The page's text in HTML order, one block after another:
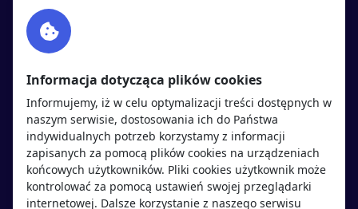
Facebook
Twitter
Polityka cookies
Polityka prywatności
Kandydaci
Regulamin kandydata
Pracodawcy
Regulamin pracodawcy
Informacja dotycząca plików cookies
Informujemy, iż w celu optymalizacji treści dostępnych w
naszym serwisie, dostosowania ich do Państwa
indywidualnych potrzeb korzystamy z informacji
zapisanych za pomocą plików cookies na urządzeniach
końcowych użytkowników. Pliki cookies użytkownik może
kontrolować za pomocą ustawień swojej przeglądarki
internetowej. Dalsze korzystanie z naszego serwisu